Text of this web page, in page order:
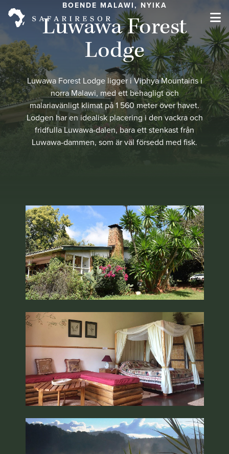
BOENDE MALAWI, NYIKA
Luwawa Forest
Lodge
Luwawa Forest Lodge ligger i Viphya Mountains i
norra Malawi, med ett behagligt och
malariavänligt klimat på 1 560 meter över havet.
Lodgen har en idealisk placering i den vackra och
fridfulla Luwawa-dalen, bara ett stenkast från
Luwawa-dammen, som är väl försedd med fisk.